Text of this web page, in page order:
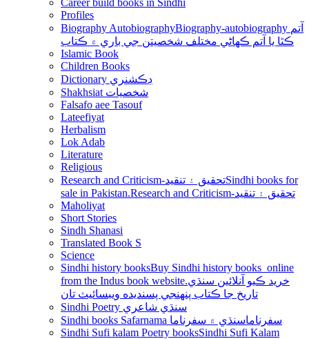
Career build books in Sindhi
Profiles
Biography AutobiographyBiography-autobiography آتم
ڪٿا يا آتم ڪھاڻي مختلف شخصيتن جي باري ۾ ڪتاب
Islamic Book
Children Books
Dictionary ڊڪشنري
Shakhsiat شخصيات
Falsafo aee Tasouf
Lateefiyat
Herbalism
Lok Adab
Literature
Religious
Research and Criticism-تحقيق ۽ تنقيدSindhi books for
sale in Pakistan.Research and Criticism-تحقيق ۽ تنقيد
Maholiyat
Short Stories
Sindh Shanasi
Translated Book S
Science
Sindhi history booksBuy Sindhi history books online
from the Indus book website.خريد ڪيو آنلائين سنڌي
تاريخ جا ڪتاب پنھنجي پسنديده ويبسائيٽ تان
Sindhi Poetry سنڌي شاعري
Sindhi books Safarnama سفرناماسنڌي ۾ سفرناما
Sindhi Sufi kalam Poetry booksSindhi Sufi Kalam